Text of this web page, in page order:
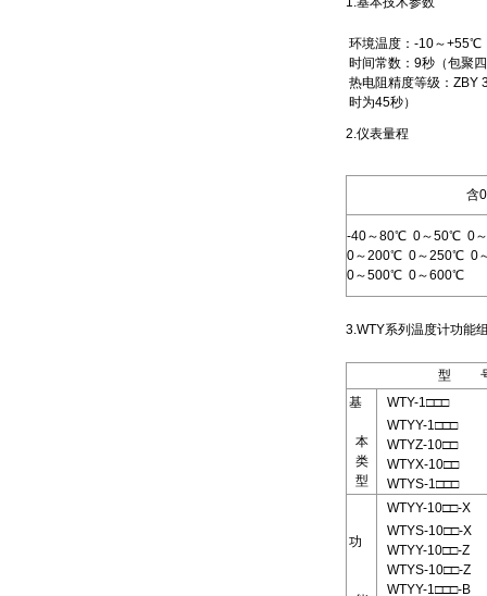
环境温度：-10～
时间常数：9秒（包聚
热电阻精度等级：ZBY
时为45秒）
2.仪表量程
含
-40～80℃ 0～50℃ 0
0～200℃ 0～250℃ 0
0～500℃ 0～600℃
3.WTY系列温度计功能
型
基
本
类
型
WTY-1□□□
WTYY-1□□□
WTYZ-10□□
WTYX-10□□
WTYS-1□□□
功
WTYY-10□□-X
WTYS-10□□-X
WTYY-10□□-Z
WTYS-10□□-Z
WTYY-1□□□-B